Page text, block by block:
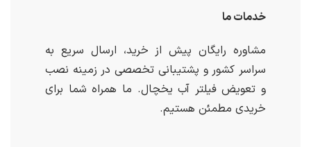
خدمات ما
مشاوره رایگان پیش از خرید، ارسال سریع به
سراسر کشور و پشتیبانی تخصصی در زمینه نصب
و تعویض فیلتر آب یخچال. ما همراه شما برای
خریدی مطمئن هستیم.